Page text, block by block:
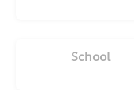
School